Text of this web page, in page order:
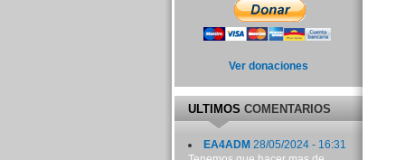
Ver donaciones
ULTIMOSCOMENTARIOS
EA4ADM 28/05/2024 - 16:31